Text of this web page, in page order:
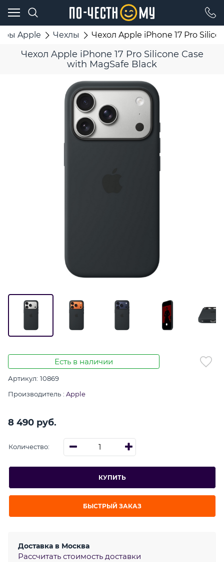
Apple Чехлы Чехол Apple iPhone 17 Pro
Чехол Apple iPhone 17 Pro Silicone Case
with MagSafe Black
Есть в наличии
Артикул: 10869
Производитель : Apple
8 490 руб.
Количество:
КУПИТЬ
БЫСТРЫЙ ЗАКАЗ
Доставка в Москва
Рассчитать стоимость доставки